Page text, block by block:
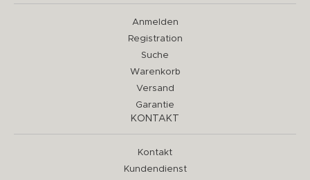
Anmelden
Registration
Suche
Warenkorb
Versand
Garantie
KONTAKT
Kontakt
Kundendienst